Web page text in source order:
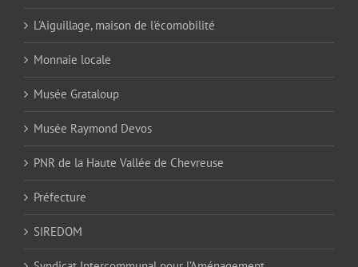
L'Aiguillage, maison de l'écomobilité
Monnaie locale
Musée Grataloup
Musée Raymond Devos
PNR de la Haute Vallée de Chevreuse
Préfecture
SIREDOM